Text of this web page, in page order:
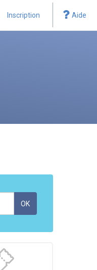
Inscription Aide
OK